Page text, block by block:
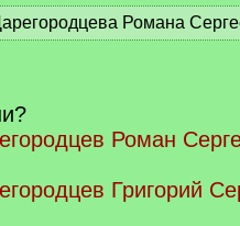
Романа
Роман
Григорий